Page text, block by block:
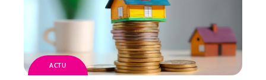
ACTU